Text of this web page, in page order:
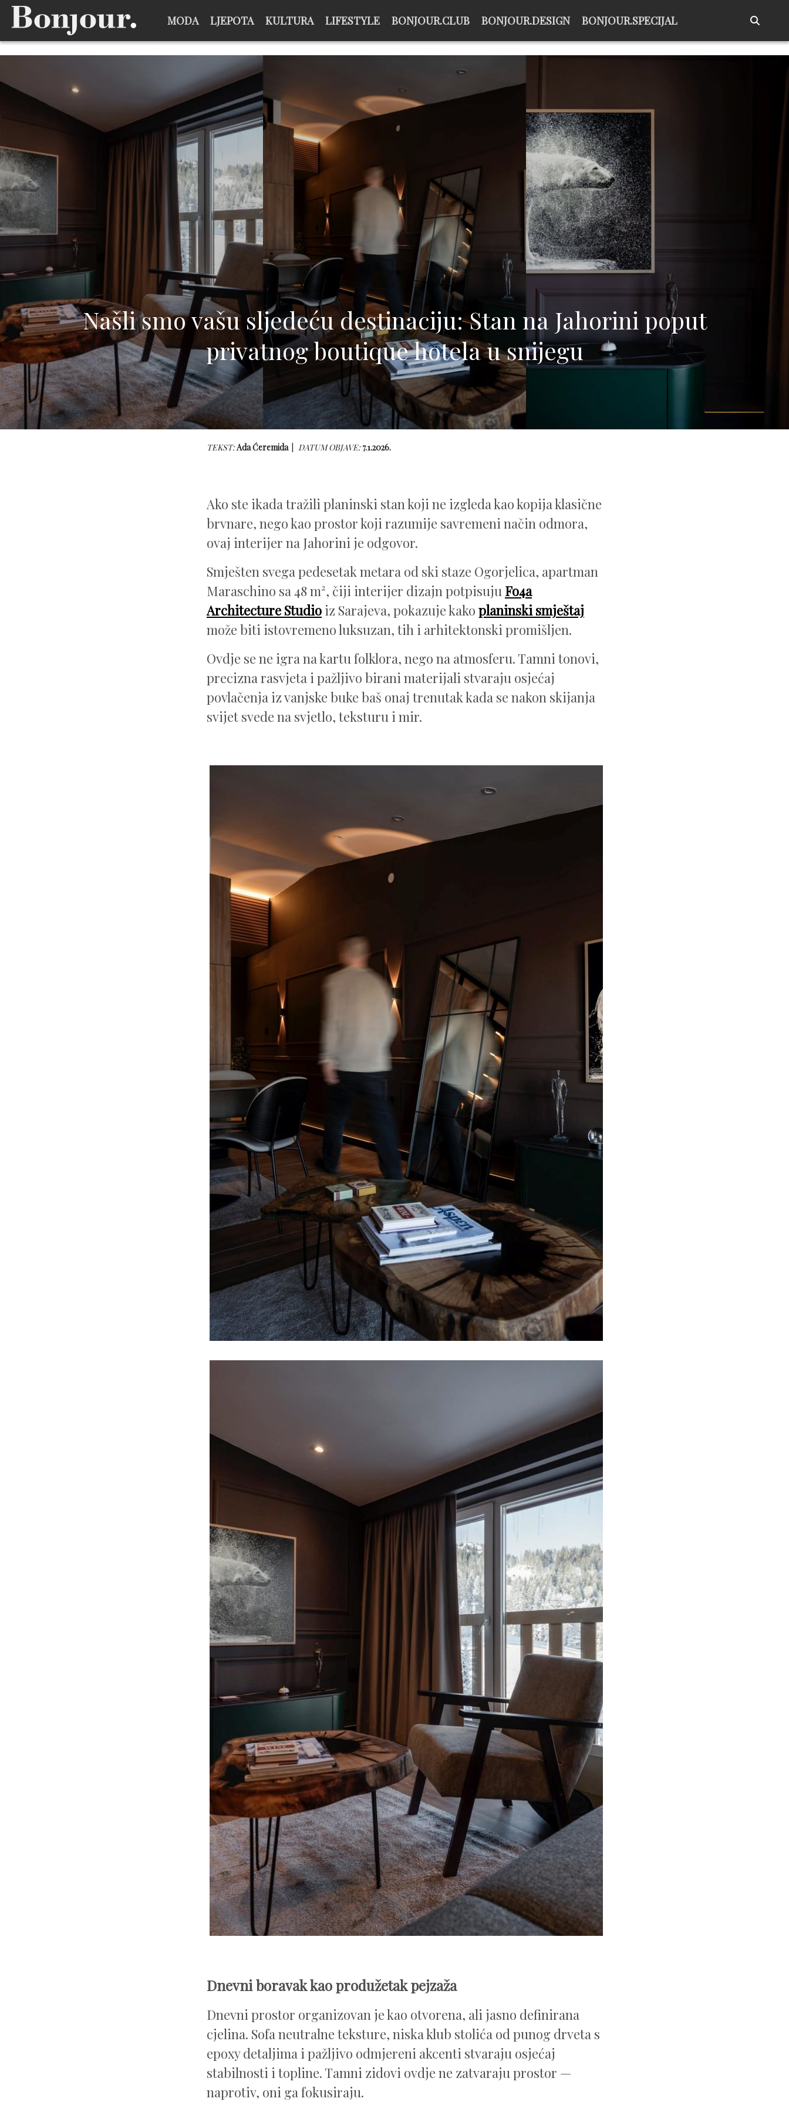
MODA LJEPOTA KULTURA LIFESTYLE BONJOUR.CLUB BONJOUR.DESIGN BONJOUR.SPECIJAL
Našli smo vašu sljedeću destinaciju: Stan na Jahorini poput
privatnog boutique hotela u snijegu
TEKST:Ada Ćeremida DATUM OBJAVE:7.1.2026.
Ako ste ikada tražili planinski stan koji ne izgleda kao kopija klasične
brvnare, nego kao prostor koji razumije savremeni način odmora,
ovaj interijer na Jahorini je odgovor.
Smješten svega pedesetak metara od ski staze Ogorjelica, apartman
Maraschino sa 48 m², čiji interijer dizajn potpisuju Fo4a
Architecture Studio iz Sarajeva, pokazuje kako planinski smještaj
može biti istovremeno luksuzan, tih i arhitektonski promišljen.
Ovdje se ne igra na kartu folklora, nego na atmosferu. Tamni tonovi,
precizna rasvjeta i pažljivo birani materijali stvaraju osjećaj
povlačenja iz vanjske buke baš onaj trenutak kada se nakon skijanja
svijet svede na svjetlo, teksturu i mir.
Dnevni boravak kao produžetak pejzaža
Dnevni prostor organizovan je kao otvorena, ali jasno definirana
cjelina. Sofa neutralne teksture, niska klub stolića od punog drveta s
epoxy detaljima i pažljivo odmjereni akcenti stvaraju osjećaj
stabilnosti i topline. Tamni zidovi ovdje ne zatvaraju prostor —
naprotiv, oni ga fokusiraju.